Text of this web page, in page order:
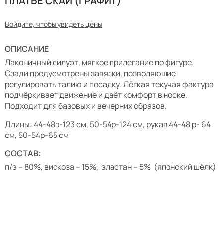
Войдите, чтобы увидеть цены
ОПИСАНИЕ
Лаконичный силуэт, мягкое прилегание по фигуре.
Сзади предусмотрены завязки, позволяющие
регулировать талию и посадку. Лёгкая текучая фактура
подчёркивает движение и даёт комфорт в носке.
Подходит для базовых и вечерних образов.
Длины: 44-48р-123 см, 50-54р-124 см, рукав 44-48 р- 64
см, 50-54р-65 см
СОСТАВ:
п/э – 80%, вискоза – 15%, эластан – 5% (японский шёлк)